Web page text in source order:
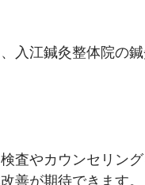
入江鍼灸整体院の
査やカウンセリン
善が期待できます。